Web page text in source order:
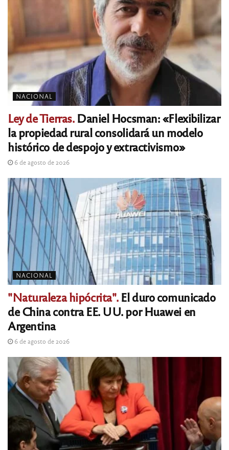
NACIONAL
Ley de Tierras.Daniel Hocsman: «Flexibilizar
la propiedad rural consolidará un modelo
histórico de despojo y extractivismo»
6 de agosto de 2026
NACIONAL
"Naturaleza hipócrita".El duro comunicado
de China contra EE. UU. por Huawei en
Argentina
6 de agosto de 2026